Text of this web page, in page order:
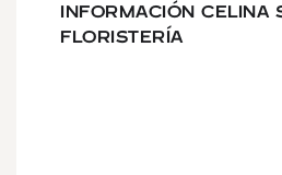
INFORMACIÓN CELINA
FLORISTERÍA